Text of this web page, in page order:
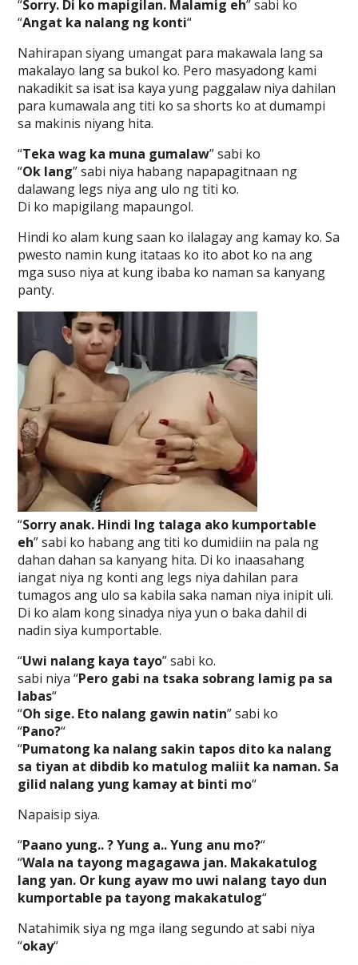
“Sorry. Di ko mapigilan. Malamig eh” sabi ko
“Angat ka nalang ng konti“
Nahirapan siyang umangat para makawala lang sa
makalayo lang sa bukol ko. Pero masyadong kami
nakadikit sa isat isa kaya yung paggalaw niya dahilan
para kumawala ang titi ko sa shorts ko at dumampi
sa makinis niyang hita.
“Teka wag ka muna gumalaw” sabi ko
“Ok lang” sabi niya habang napapagitnaan ng
dalawang legs niya ang ulo ng titi ko.
Di ko mapigilang mapaungol.
Hindi ko alam kung saan ko ilalagay ang kamay ko. Sa
pwesto namin kung itataas ko ito abot ko na ang
mga suso niya at kung ibaba ko naman sa kanyang
panty.
“Sorry anak. Hindi lng talaga ako kumportable
eh” sabi ko habang ang titi ko dumidiin na pala ng
dahan dahan sa kanyang hita. Di ko inaasahang
iangat niya ng konti ang legs niya dahilan para
tumagos ang ulo sa kabila saka naman niya inipit uli.
Di ko alam kong sinadya niya yun o baka dahil di
nadin siya kumportable.
“Uwi nalang kaya tayo” sabi ko.
sabi niya “Pero gabi na tsaka sobrang lamig pa sa
labas“
“Oh sige. Eto nalang gawin natin” sabi ko
“Pano?“
“Pumatong ka nalang sakin tapos dito ka nalang
sa tiyan at dibdib ko matulog maliit ka naman. Sa
gilid nalang yung kamay at binti mo“
Napaisip siya.
“Paano yung.. ? Yung a.. Yung anu mo?“
“Wala na tayong magagawa jan. Makakatulog
lang yan. Or kung ayaw mo uwi nalang tayo dun
kumportable pa tayong makakatulog“
Natahimik siya ng mga ilang segundo at sabi niya
“okay“